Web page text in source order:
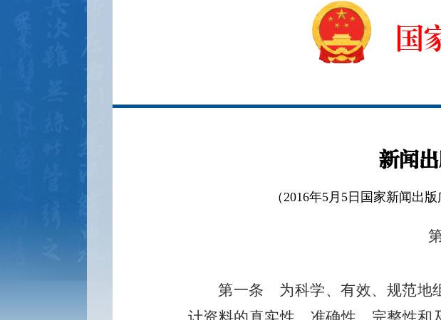
国
新闻
（2016年5月5日国家新闻出
第一条 为科学、有效、规范地